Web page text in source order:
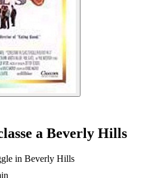
a Beverly Hills
in Beverly Hills